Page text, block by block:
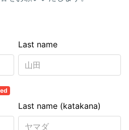
Last name
Last name (katakana)